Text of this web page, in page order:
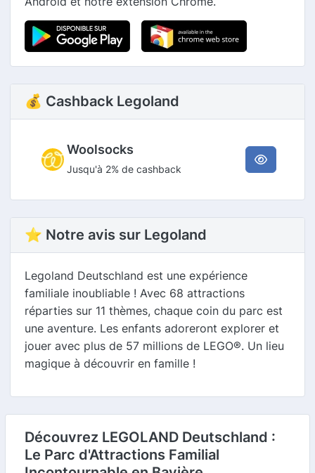
💰 Cashback Legoland
Woolsocks
Jusqu'à 2% de cashback
⭐ Notre avis sur Legoland
Legoland Deutschland est une expérience
familiale inoubliable ! Avec 68 attractions
réparties sur 11 thèmes, chaque coin du parc est
une aventure. Les enfants adoreront explorer et
jouer avec plus de 57 millions de LEGO®. Un lieu
magique à découvrir en famille !
Découvrez LEGOLAND Deutschland :
Le Parc d'Attractions Familial